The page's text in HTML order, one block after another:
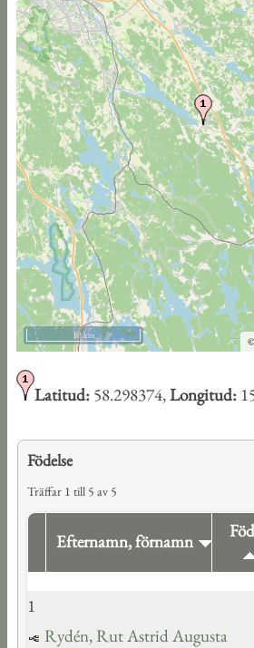
©
10 km
Latitud: 58.298374,Longitud:
Födelse
Träffar 1 till 5 av 5
Efternamn, förnamn
1
Rydén, Rut Astrid Augusta